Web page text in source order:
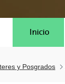
Inicio
y Posgrados